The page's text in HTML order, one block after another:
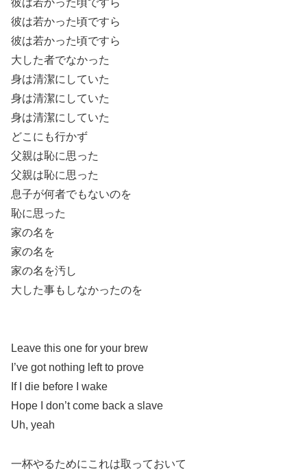
彼は若かった頃ですら
彼は若かった頃ですら
大した者でなかった
身は清潔にしていた
身は清潔にしていた
身は清潔にしていた
どこにも行かず
父親は恥に思った
父親は恥に思った
息子が何者でもないのを
恥に思った
家の名を
家の名を
家の名を汚し
大した事もしなかったのを
Leave this one for your brew
I’ve got nothing left to prove
If I die before I wake
Hope I don’t come back a slave
Uh, yeah
一杯やるためにこれは取っておいて